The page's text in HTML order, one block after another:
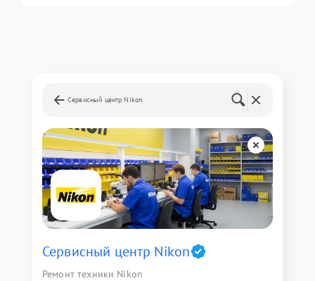
Сервисный центр Nikon
Сервисный центр Nikon
Ремонт техники Nikon